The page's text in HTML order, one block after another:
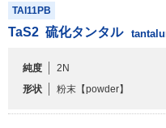
TAI11PB
TaS2 硫化タンタル
純度
2N
形状
粉末 【powder】